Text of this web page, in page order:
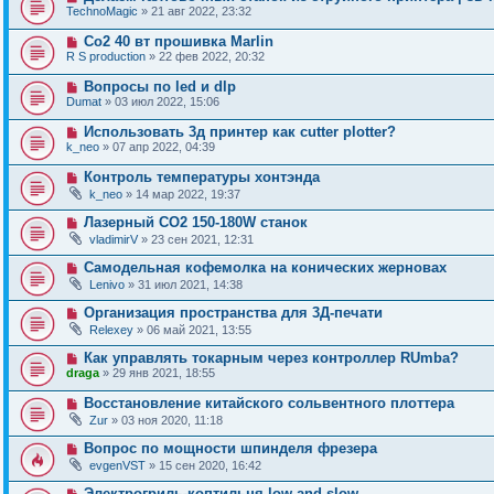
TechnoMagic » 21 авг 2022, 23:32
Co2 40 вт прошивка Marlin
R S production » 22 фев 2022, 20:32
Вопросы по led и dlp
Dumat » 03 июл 2022, 15:06
Использовать 3д принтер как cutter plotter?
k_neo » 07 апр 2022, 04:39
Контроль температуры хонтэнда
k_neo » 14 мар 2022, 19:37
Лазерный СО2 150-180W станок
vladimirV » 23 сен 2021, 12:31
Самодельная кофемолка на конических жерновах
Lenivo » 31 июл 2021, 14:38
Организация пространства для 3Д-печати
Relexey » 06 май 2021, 13:55
Как управлять токарным через контроллер RUmba?
draga » 29 янв 2021, 18:55
Восстановление китайского сольвентного плоттера
Zur » 03 ноя 2020, 11:18
Вопрос по мощности шпинделя фрезера
evgenVST » 15 сен 2020, 16:42